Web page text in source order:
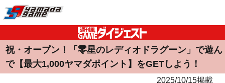
祝・オープン！「零星のレディオドラグーン」で遊ん
で【最大1,000ヤマダポイント】をGETしよう！
2025/10/15掲載